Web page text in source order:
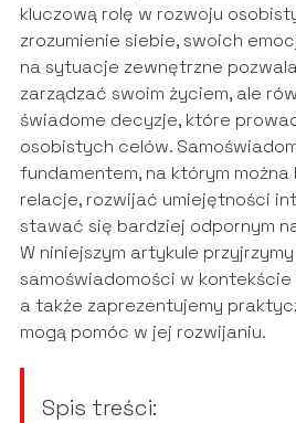
kluczową rolę w rozwoju
zrozumienie siebie, swoich
na sytuacje zewnętrzne
zarządzać swoim życiem, ale
świadome decyzje, które
osobistych celów.
fundamentem, na którym
relacje, rozwijać umiejętności
stawać się bardziej odpornym
W niniejszym artykule
samoświadomości w
a także zaprezentujemy
mogą pomóc w jej rozwijaniu.
Spis treści: